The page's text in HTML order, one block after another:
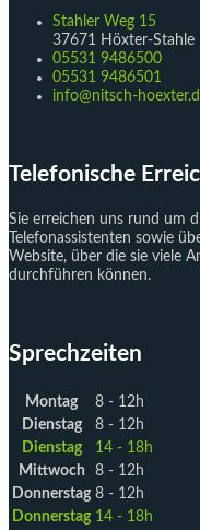
Stahler Weg 15
37671 Höxter-Stahle
05531 9486500
05531 9486501
info@nitsch-
Telefonische
Sie erreichen uns rund um
Telefonassistenten sowie
Website, über die sie viele
durchführen können.
Sprechzeiten
Montag
8 - 12h
Dienstag
8 - 12h
Dienstag
14 - 18h
Mittwoch
8 - 12h
Donnerstag 8 - 12h
Donnerstag 14 - 18h